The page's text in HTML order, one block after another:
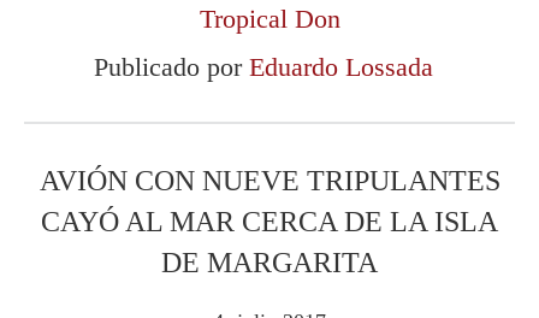
Tropical Don
Publicado por Eduardo Lossada
AVIÓN CON NUEVE TRIPULANTES
CAYÓ AL MAR CERCA DE LA ISLA
DE MARGARITA